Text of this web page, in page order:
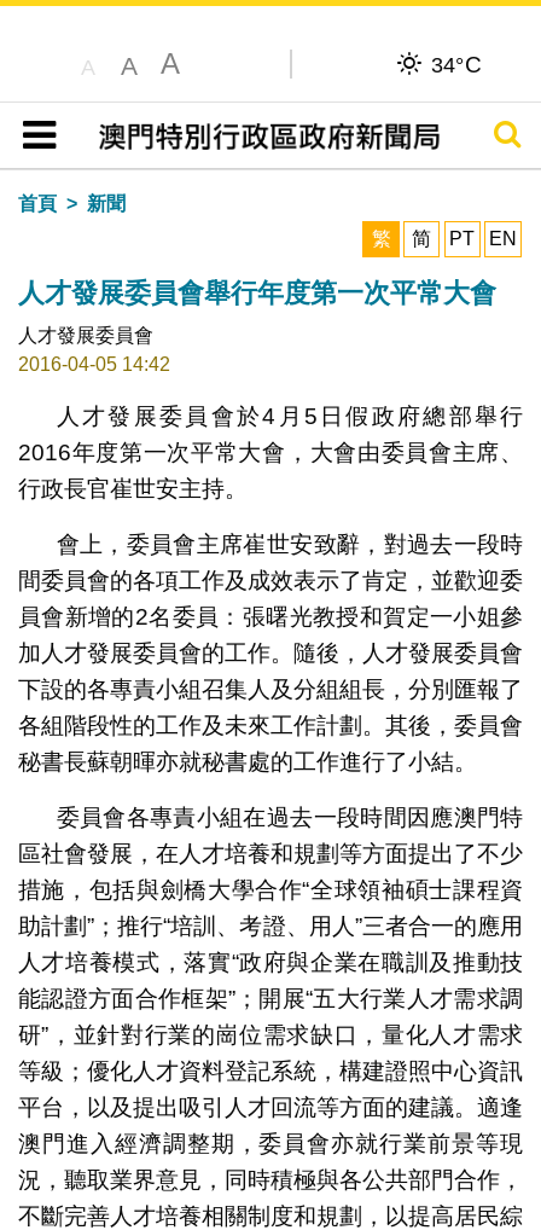
A A A 34°C
目錄
搜尋
首頁
新聞
繁
简 PT EN
人才發展委員會舉行年度第一次平常大會
人才發展委員會
2016-04-05 14:42
人才發展委員會於4月5日假政府總部舉行
2016年度第一次平常大會，大會由委員會主席、
行政長官崔世安主持。
會上，委員會主席崔世安致辭，對過去一段時
間委員會的各項工作及成效表示了肯定，並歡迎委
員會新增的2名委員：張曙光教授和賀定一小姐參
加人才發展委員會的工作。隨後，人才發展委員會
下設的各專責小組召集人及分組組長，分別匯報了
各組階段性的工作及未來工作計劃。其後，委員會
秘書長蘇朝暉亦就秘書處的工作進行了小結。
委員會各專責小組在過去一段時間因應澳門特
區社會發展，在人才培養和規劃等方面提出了不少
措施，包括與劍橋大學合作“全球領袖碩士課程資
助計劃”；推行“培訓、考證、用人”三者合一的應用
人才培養模式，落實“政府與企業在職訓及推動技
能認證方面合作框架”；開展“五大行業人才需求調
研”，並針對行業的崗位需求缺口，量化人才需求
等級；優化人才資料登記系統，構建證照中心資訊
平台，以及提出吸引人才回流等方面的建議。適逢
澳門進入經濟調整期，委員會亦就行業前景等現
況，聽取業界意見，同時積極與各公共部門合作，
不斷完善人才培養相關制度和規劃，以提高居民綜